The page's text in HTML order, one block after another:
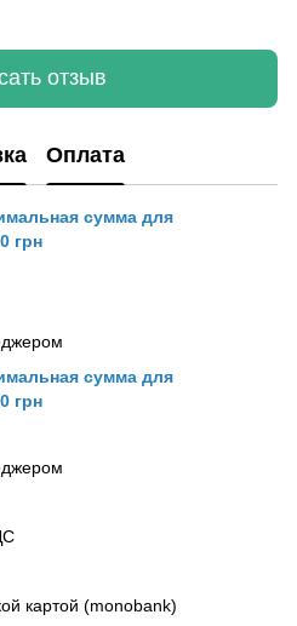
отзыв
Оплата
сумма для
грн
сумма для
грн
картой (monobank)